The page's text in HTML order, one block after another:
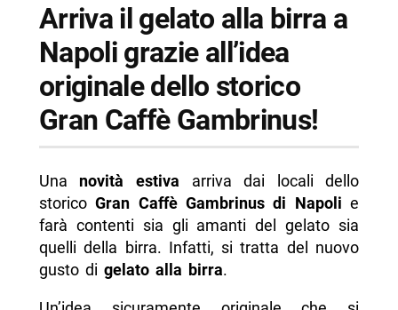
Arriva il gelato alla birra a
Napoli grazie all’idea
originale dello storico
Gran Caffè Gambrinus!
Una novità estiva arriva dai locali dello
storicoGran Caffè Gambrinus di Napoli e
farà contenti sia gli amanti del gelato sia
quelli della birra. Infatti, si tratta del nuovo
gusto di gelato alla birra.